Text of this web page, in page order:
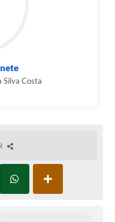
Silva Costa